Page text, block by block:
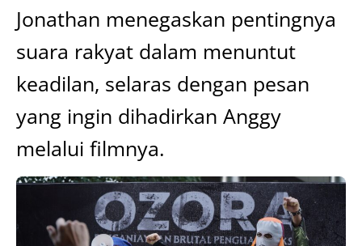
Jonathan menegaskan pentingnya
suara rakyat dalam menuntut
keadilan, selaras dengan pesan
yang ingin dihadirkan Anggy
melalui filmnya.